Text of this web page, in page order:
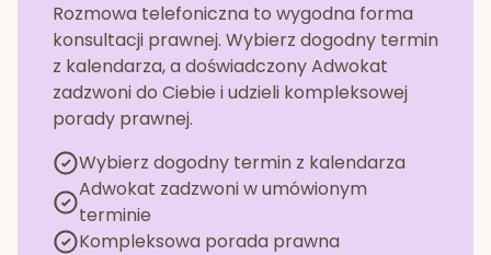
Rozmowa telefoniczna to wygodna forma
konsultacji prawnej. Wybierz dogodny termin
z kalendarza, a doświadczony Adwokat
zadzwoni do Ciebie i udzieli kompleksowej
porady prawnej.
Wybierz dogodny termin z kalendarza
Adwokat zadzwoni w umówionym
terminie
Kompleksowa porada prawna